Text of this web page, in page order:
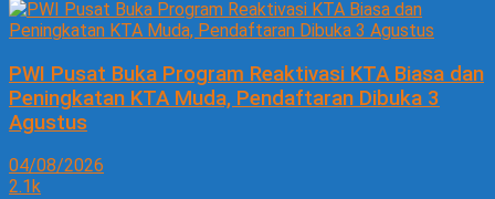
PWI Pusat Buka Program Reaktivasi KTA Biasa dan
Peningkatan KTA Muda, Pendaftaran Dibuka 3
Agustus
04/08/2026
2.1k